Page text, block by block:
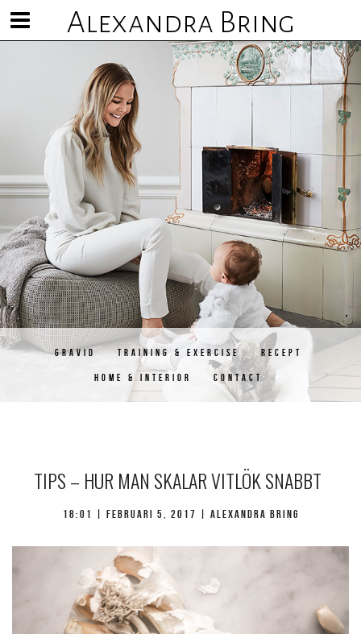
Alexandra Bring
Visa/göm
meny
GRAVID TRAINING & EXERCISE RECEPT
HOME & INTERIOR CONTACT
TIPS – HUR MAN SKALAR VITLÖK SNABBT
18:01 | februari 5, 2017 | Alexandra Bring